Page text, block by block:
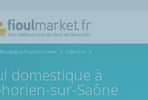
Bourgogne-Franche-Comte
Cote-D'or
domestique à
sur-Saône